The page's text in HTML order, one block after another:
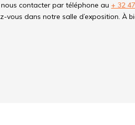
contacter par téléphone au + 32
vous dans notre salle d’exposition. À